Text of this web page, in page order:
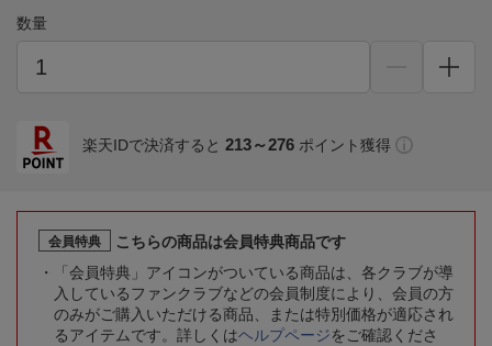
数量
楽天IDで決済すると 213～276 ポイント獲得
会員特典
こちらの商品は会員特典商品です
「会員特典」アイコンがついている商品は、各クラブが導
入しているファンクラブなどの会員制度により、会員の方
のみがご購入いただける商品、または特別価格が適応され
るアイテムです。詳しくはヘルプページをご確認くださ